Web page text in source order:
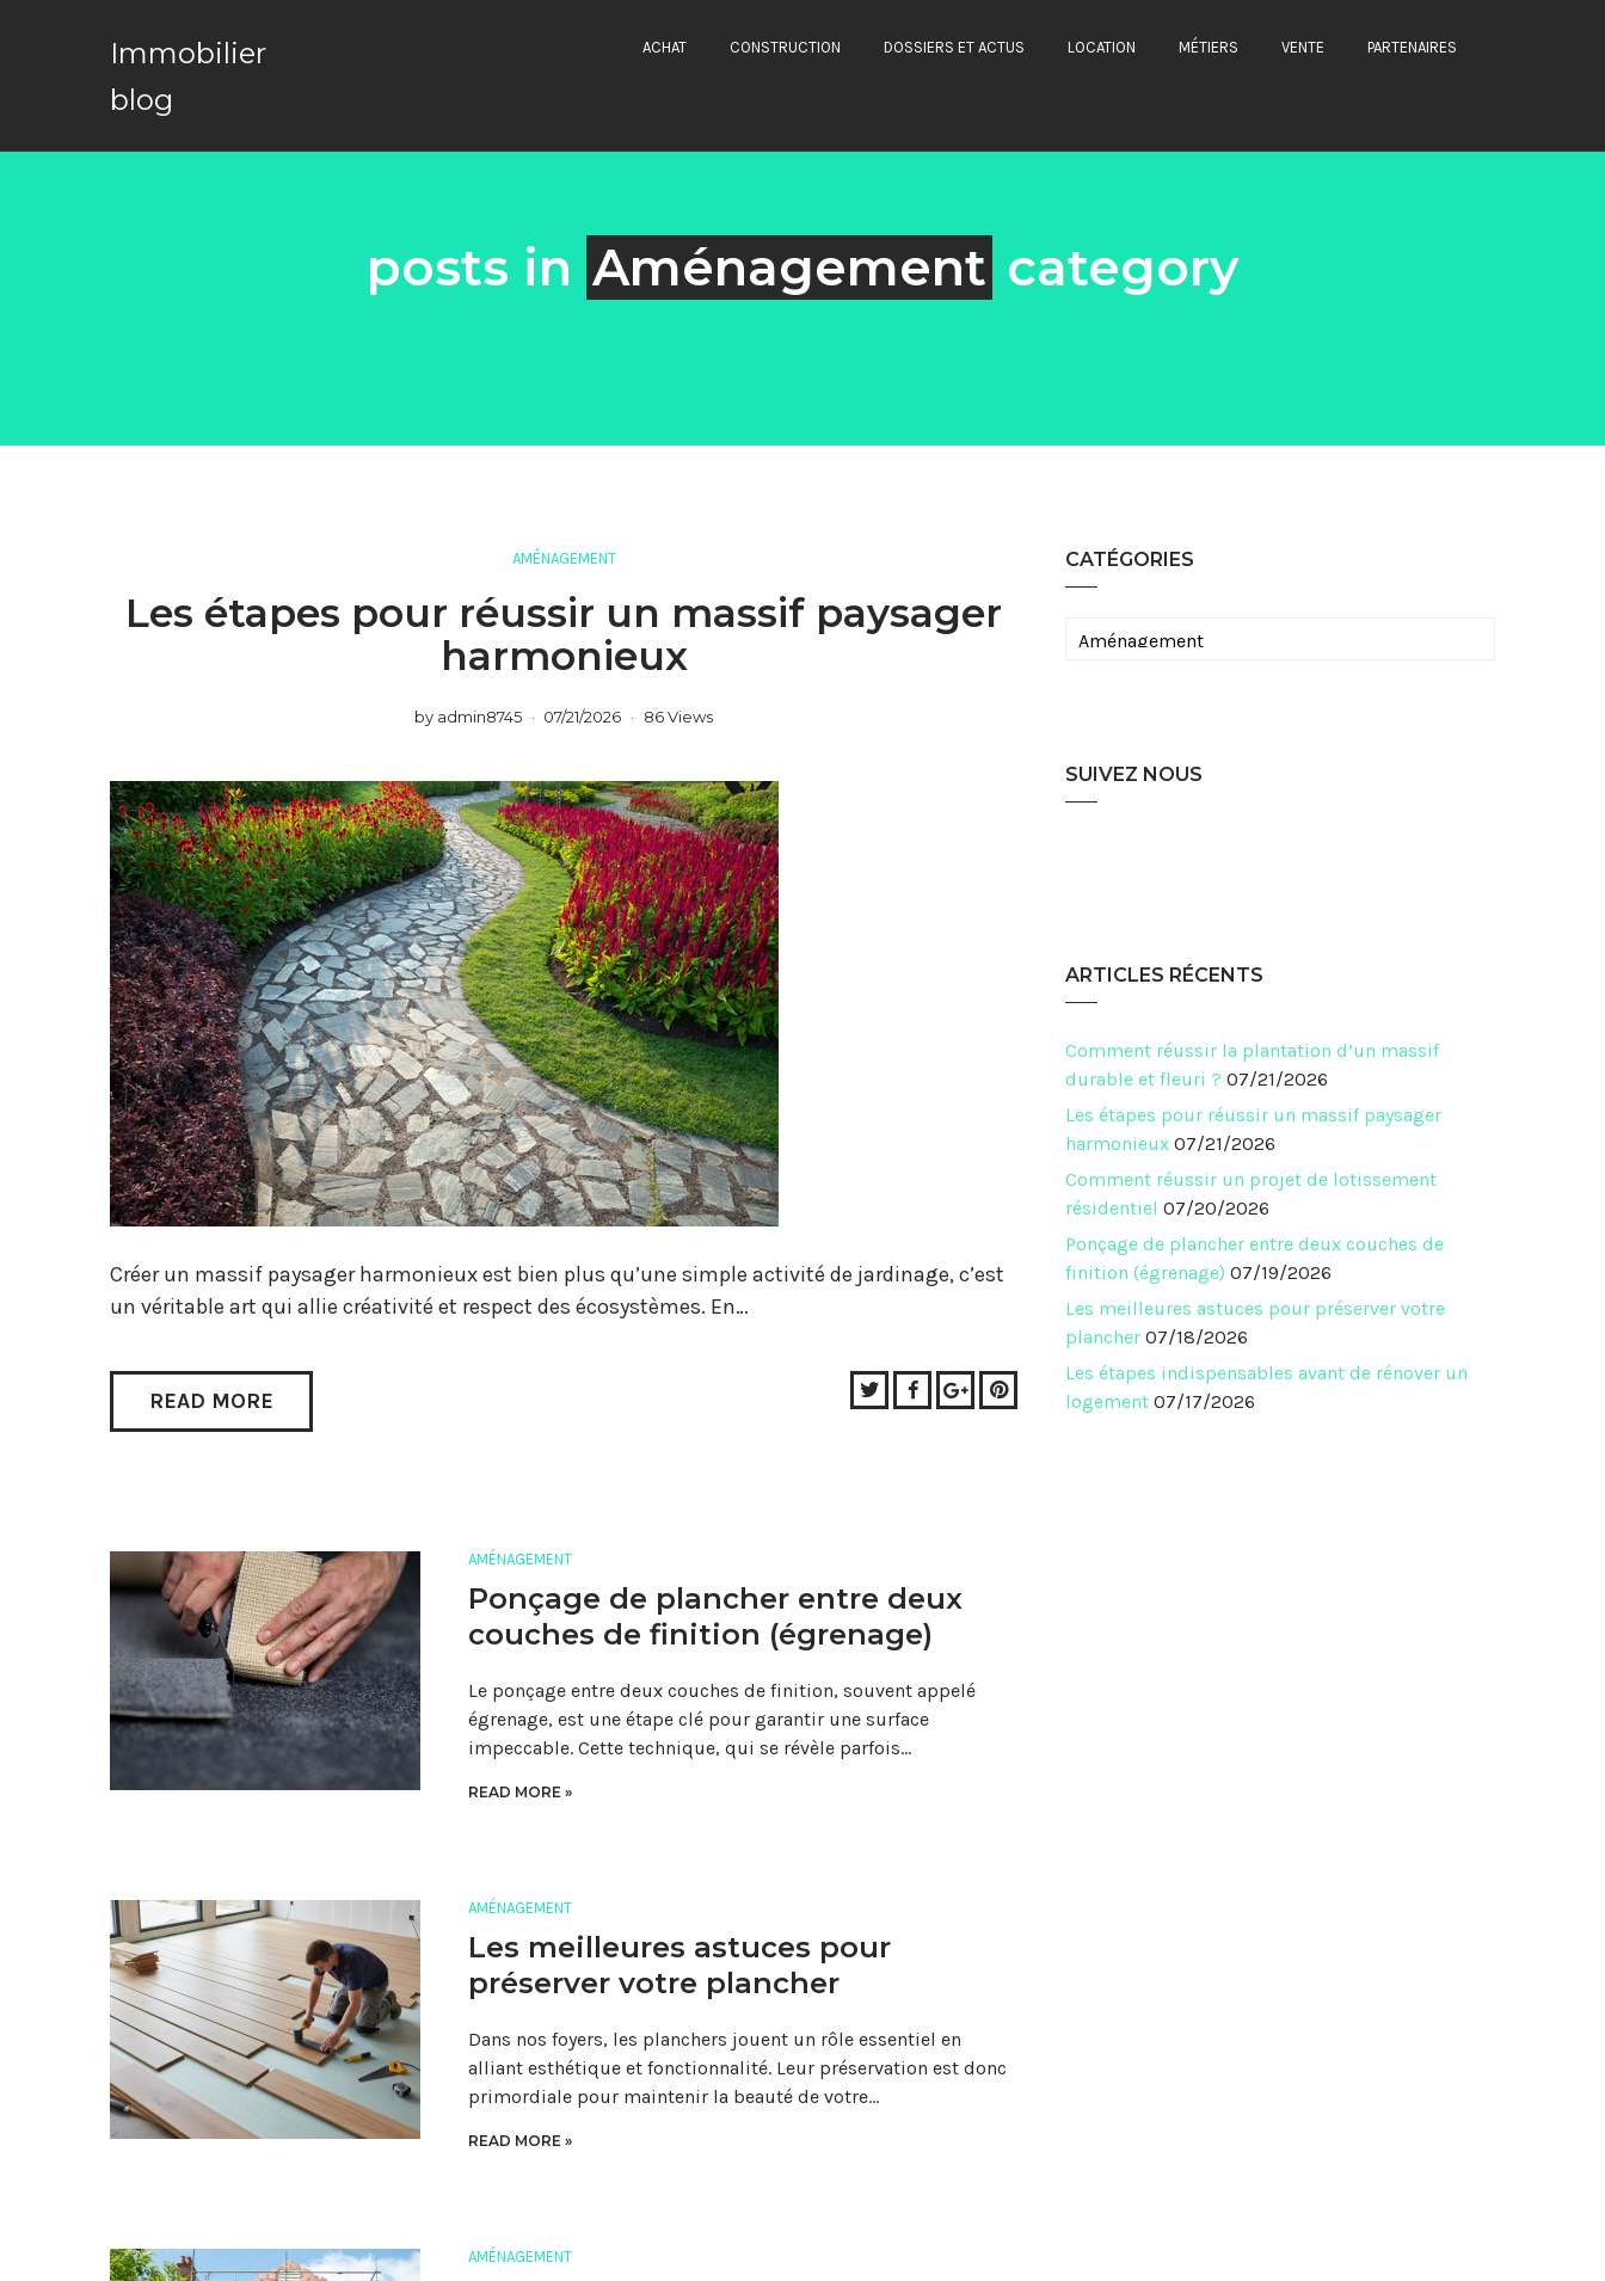
Immobilier
blog
ACHAT CONSTRUCTION DOSSIERS ET ACTUS LOCATION MÉTIERS VENTE PARTENAIRES
posts in Aménagement category
AMÉNAGEMENT
Les étapes pour réussir un massif paysager
harmonieux
by admin8745 07/21/2026 86 Views
Créer un massif paysager harmonieux est bien plus qu’une simple activité de jardinage, c’est
un véritable art qui allie créativité et respect des écosystèmes. En…
READ MORE TwitterFacebook
Google+Pinterest
AMÉNAGEMENT
Ponçage de plancher entre deux
couches de finition (égrenage)
Le ponçage entre deux couches de finition, souvent appelé
égrenage, est une étape clé pour garantir une surface
impeccable. Cette technique, qui se révèle parfois…
READ MORE »
AMÉNAGEMENT
Les meilleures astuces pour
préserver votre plancher
Dans nos foyers, les planchers jouent un rôle essentiel en
alliant esthétique et fonctionnalité. Leur préservation est donc
primordiale pour maintenir la beauté de votre…
READ MORE »
AMÉNAGEMENT
CATÉGORIES
Catégories
SUIVEZ NOUS
ARTICLES RÉCENTS
Comment réussir la plantation d’un massif
durable et fleuri ? 07/21/2026
Les étapes pour réussir un massif paysager
harmonieux 07/21/2026
Comment réussir un projet de lotissement
résidentiel 07/20/2026
Ponçage de plancher entre deux couches de
finition (égrenage) 07/19/2026
Les meilleures astuces pour préserver votre
plancher 07/18/2026
Les étapes indispensables avant de rénover un
logement 07/17/2026